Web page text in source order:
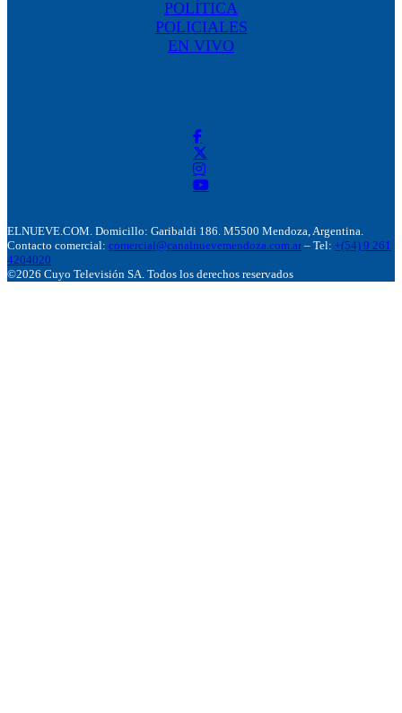
POLÍTICA
POLICIALES
EN VIVO
ELNUEVE.COM. Domicillo: Garibaldi 186. M5500 Mendoza, Argentina.
Contacto comercial: comercial@canalnuevemendoza.com.ar – Tel: +(54) 9 261
4204020
©2026 Cuyo Televisión SA. Todos los derechos reservados